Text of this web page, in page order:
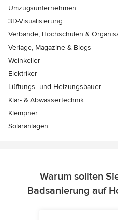
Umzugsunternehmen
3D-Visualisierung
Verbände, Hochschulen &
Verlage, Magazine & Blogs
Weinkeller
Elektriker
Lüftungs- und Heizungsbauer
Klär- & Abwassertechnik
Klempner
Solaranlagen
Warum sollten
Badsanierung auf